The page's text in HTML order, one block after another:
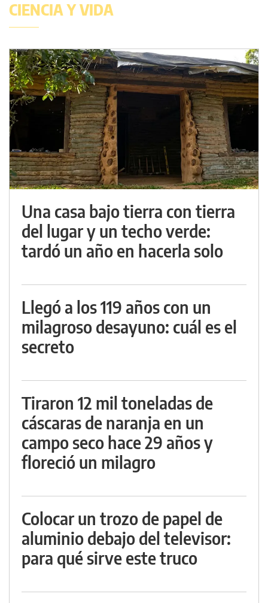
CIENCIA Y VIDA
Una casa bajo tierra con tierra
del lugar y un techo verde:
tardó un año en hacerla solo
Llegó a los 119 años con un
milagroso desayuno: cuál es el
secreto
Tiraron 12 mil toneladas de
cáscaras de naranja en un
campo seco hace 29 años y
floreció un milagro
Colocar un trozo de papel de
aluminio debajo del televisor:
para qué sirve este truco